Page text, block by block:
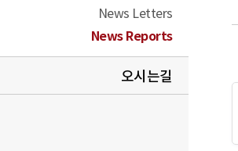
News Letters
News Reports
오시는길